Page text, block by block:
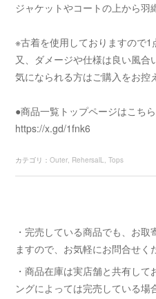
ジャケットやコートの上から
※古着を使用しておりますので1
又、ダメージや仕様は良い風合
気になられる方はご購入をお控
●商品一覧トップページはこち
https://x.gd/1fnk6
カテゴリ ：Outer RehersalL Tops
・完売している商品でも、お
ますので、お気軽にお問合せく
・商品在庫は実店舗と共有し
ングによっては完売している場